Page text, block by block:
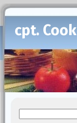
cpt. Cook